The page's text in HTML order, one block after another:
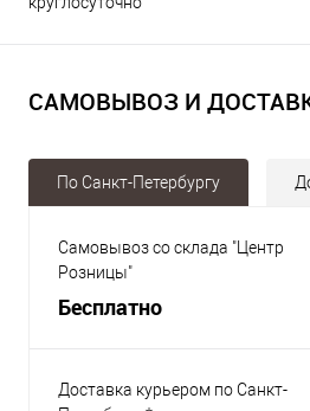
САМОВЫВОЗ И
По Санкт-Петербургу
Самовывоз со склада "Центр
Розницы"
Бесплатно
Доставка курьером по Санкт-